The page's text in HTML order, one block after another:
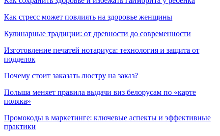
Как стресс может повлиять на здоровье женщины
Кулинарные традиции: от древности до современности
Изготовление печатей нотариуса: технология и защита от
подделок
Почему стоит заказать люстру на заказ?
Польша меняет правила выдачи виз белорусам по «карте
поляка»
Промокоды в маркетинге: ключевые аспекты и эффективные
практики